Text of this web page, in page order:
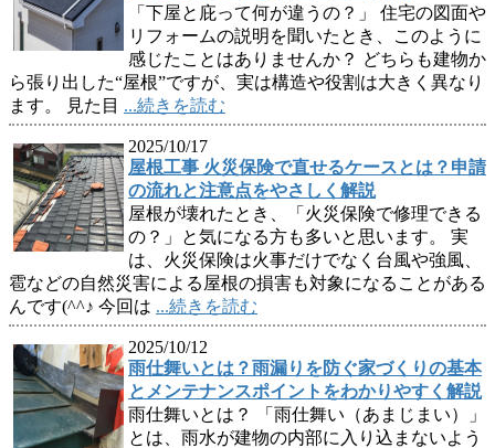
「下屋と庇って何が違うの？」 住宅の図面や
リフォームの説明を聞いたとき、このように
感じたことはありませんか？ どちらも建物か
ら張り出した“屋根”ですが、実は構造や役割は大きく異なり
ます。 見た目 ...続きを読む
2025/10/17
屋根工事 火災保険で直せるケースとは？申請
の流れと注意点をやさしく解説
屋根が壊れたとき、「火災保険で修理できる
の？」と気になる方も多いと思います。 実
は、火災保険は火事だけでなく台風や強風、
雹などの自然災害による屋根の損害も対象になることがある
んです(^^♪ 今回は ...続きを読む
2025/10/12
雨仕舞いとは？雨漏りを防ぐ家づくりの基本
とメンテナンスポイントをわかりやすく解説
雨仕舞いとは？ 「雨仕舞い（あまじまい）」
とは、雨水が建物の内部に入り込まないよう